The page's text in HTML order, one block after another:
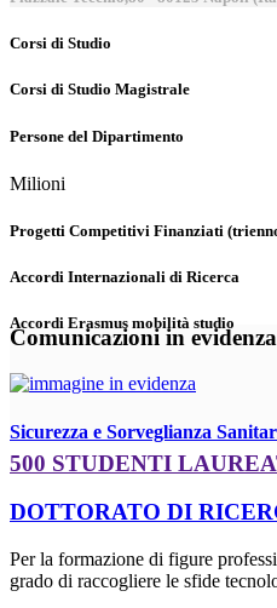
Corsi di Studio
Corsi di Studio Magistrale
Persone del Dipartimento
Milioni
Progetti Competitivi Finanziati
Accordi Internazionali di Ricerca
Accordi Erasmus mobilità studio
Comunicazioni in evidenza
Sicurezza e Sorveglianza
500 STUDENTI
DOTTORATO DI
Per la formazione di figure
grado di raccogliere le sfide